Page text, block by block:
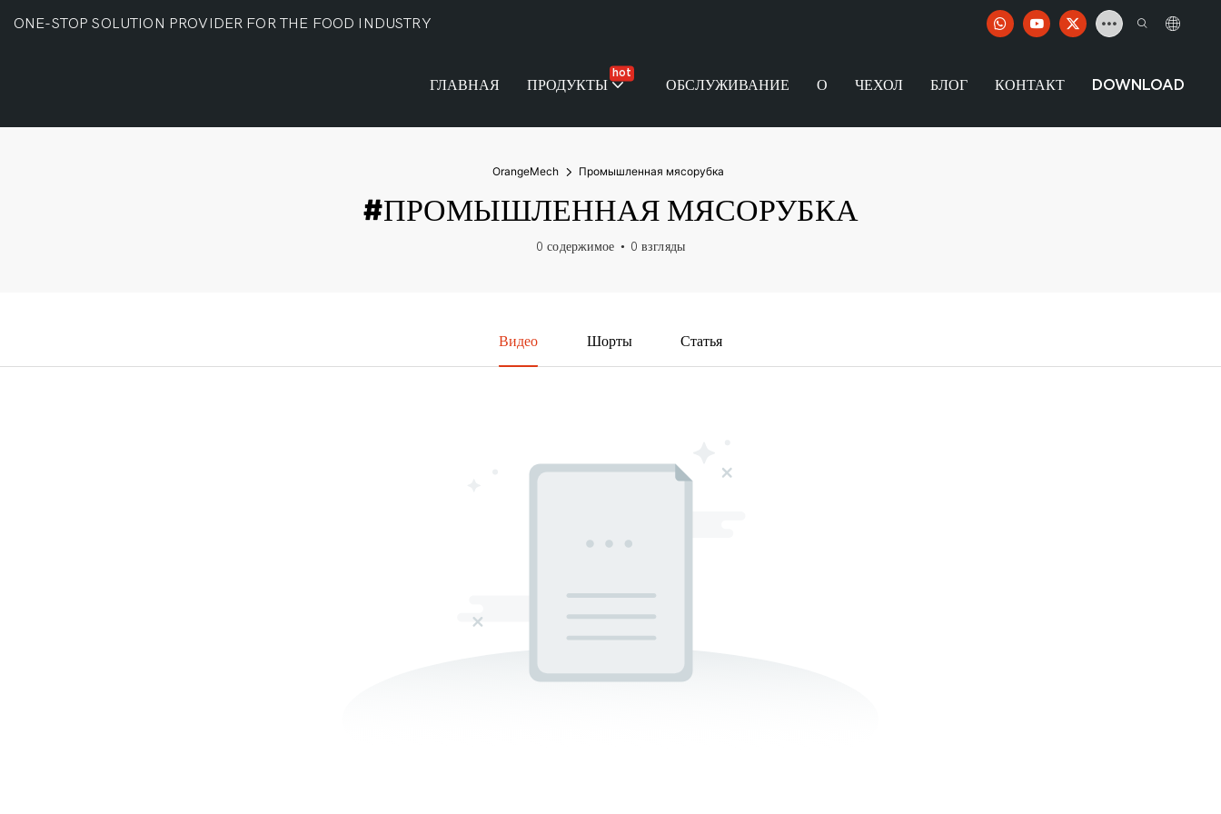
ONE-STOP SOLUTION PROVIDER FOR THE FOOD INDUSTRY
ГЛАВНАЯ ПРОДУКТЫ
hot
ОБСЛУЖИВАНИЕ О ЧЕХОЛ БЛОГ КОНТАКТ DOWNLOAD
OrangeMech Промышленная мясорубка
#ПРОМЫШЛЕННАЯ МЯСОРУБКА
0 содержимое 0 взгляды
Видео Шорты Статья